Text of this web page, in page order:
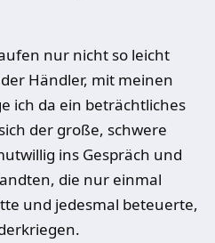
nur nicht so leicht
Händler, mit meinen
ich da ein beträchtliches
der große, schwere
ins Gespräch und
die nur einmal
und jedesmal beteuerte,